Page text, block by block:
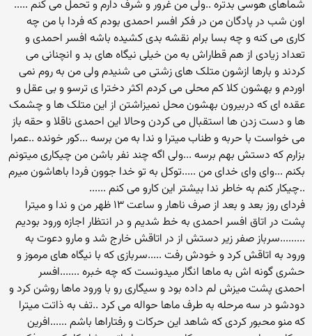
شماهای هوسی بدتره ..ولی من غرور و شرف دارم و تحمل می کنم .....
اون شب در پادگان من در فکر افسر احمدی بودم که فردا با من چه
کاری می کنه و چه بسا برام نقشه بدی کشیده باشه افسر احمدی و
تعداد زیادی از هم قطاراش به من خیلی نیگاه های بد و انچنانی می
کردند و بارها ازشون متلک های زشتی می شنیدم ولی من به روم نمی
اوردم و بهشون کلا کم محلی می کردم اکثر دخترا ی ترسو و بی عقل و
عقده ای که دربیرون بهشون محل نمیزاشتن از این متلک ها و چشمک
ها و دست زدن ها استقبال می کردن وحالا این احمدی ناقلا و حقه باز
می خواست با حربه و طناب میترا و ندا به من برسه ...کور خونده ..عمرا
بزارم که دستش بهم برسه ...ولی اگه چند نفر باشن من چیکاری میتونم
بکنم ...وای وای خدای من .....توکل به تو خدا جوون فردا باهاشون میرم
..چیکار کنم به خاطر ندا بیشتر این کارو می کنم ......
فردای روز بعد و بعد از صرف ناهار و ساعت ۱۳ ظهر من و ندا و میترا
پشت در اتاق افسر احمدی به خط شدیم و در انتظار اجازه ورود بودیم
.........سرباز صفر زیر دستش از در اتاقش خارج شد و مارو دعوت به
ورود به اتاقش کرد و خودش رفت .....سربازی که با نیگاه های مرموز و
حشری گونه اش به ماها انگار میدونست که چه خبره .......افسر
احمدی پشت میزش لم داده بود و سیگاری رو با ورود ماها روشن کرد و
دودشو در سه مرحله به طرف ماها حواله می کرد ..تف به ذاتت میترا
که منو محبور کردی که شاهد این حرکات و رفتاراها باشم ......افرین